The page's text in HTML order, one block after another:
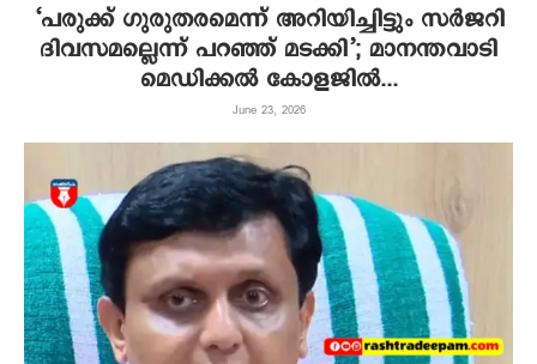
‘പരുക്ക് ഗുരുതരമെന്ന് അറിയിച്ചിട്ടും സര്‍ജറി
ദിവസമല്ലെന്ന് പറഞ്ഞ് മടക്കി’; മാനന്തവാടി
മെഡിക്കല്‍ കോളജില്‍...
June 23, 2026